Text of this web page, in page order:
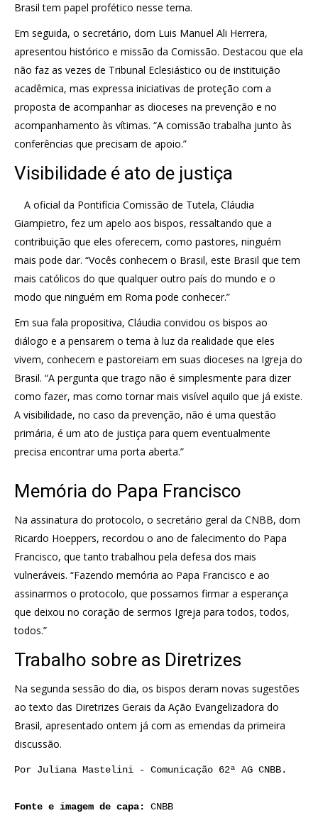
Brasil tem papel profético nesse tema.
Em seguida, o secretário, dom Luis Manuel Ali Herrera,
apresentou histórico e missão da Comissão. Destacou que ela
não faz as vezes de Tribunal Eclesiástico ou de instituição
acadêmica, mas expressa iniciativas de proteção com a
proposta de acompanhar as dioceses na prevenção e no
acompanhamento às vítimas. “A comissão trabalha junto às
conferências que precisam de apoio.”
Visibilidade é ato de justiça
A oficial da Pontifícia Comissão de Tutela, Cláudia
Giampietro, fez um apelo aos bispos, ressaltando que a
contribuição que eles oferecem, como pastores, ninguém
mais pode dar. “Vocês conhecem o Brasil, este Brasil que tem
mais católicos do que qualquer outro país do mundo e o
modo que ninguém em Roma pode conhecer.”
Em sua fala propositiva, Cláudia convidou os bispos ao
diálogo e a pensarem o tema à luz da realidade que eles
vivem, conhecem e pastoreiam em suas dioceses na Igreja do
Brasil. “A pergunta que trago não é simplesmente para dizer
como fazer, mas como tornar mais visível aquilo que já existe.
A visibilidade, no caso da prevenção, não é uma questão
primária, é um ato de justiça para quem eventualmente
precisa encontrar uma porta aberta.”
Memória do Papa Francisco
Na assinatura do protocolo, o secretário geral da CNBB, dom
Ricardo Hoeppers, recordou o ano de falecimento do Papa
Francisco, que tanto trabalhou pela defesa dos mais
vulneráveis. “Fazendo memória ao Papa Francisco e ao
assinarmos o protocolo, que possamos firmar a esperança
que deixou no coração de sermos Igreja para todos, todos,
todos.”
Trabalho sobre as Diretrizes
Na segunda sessão do dia, os bispos deram novas sugestões
ao texto das Diretrizes Gerais da Ação Evangelizadora do
Brasil, apresentado ontem já com as emendas da primeira
discussão.
Por Juliana Mastelini - Comunicação 62ª AG CNBB.
Fonte e imagem de capa: CNBB